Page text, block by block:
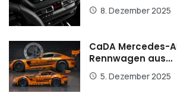
8. Dezember 2025
CaDA Mercedes-
Rennwagen aus…
5. Dezember 2025